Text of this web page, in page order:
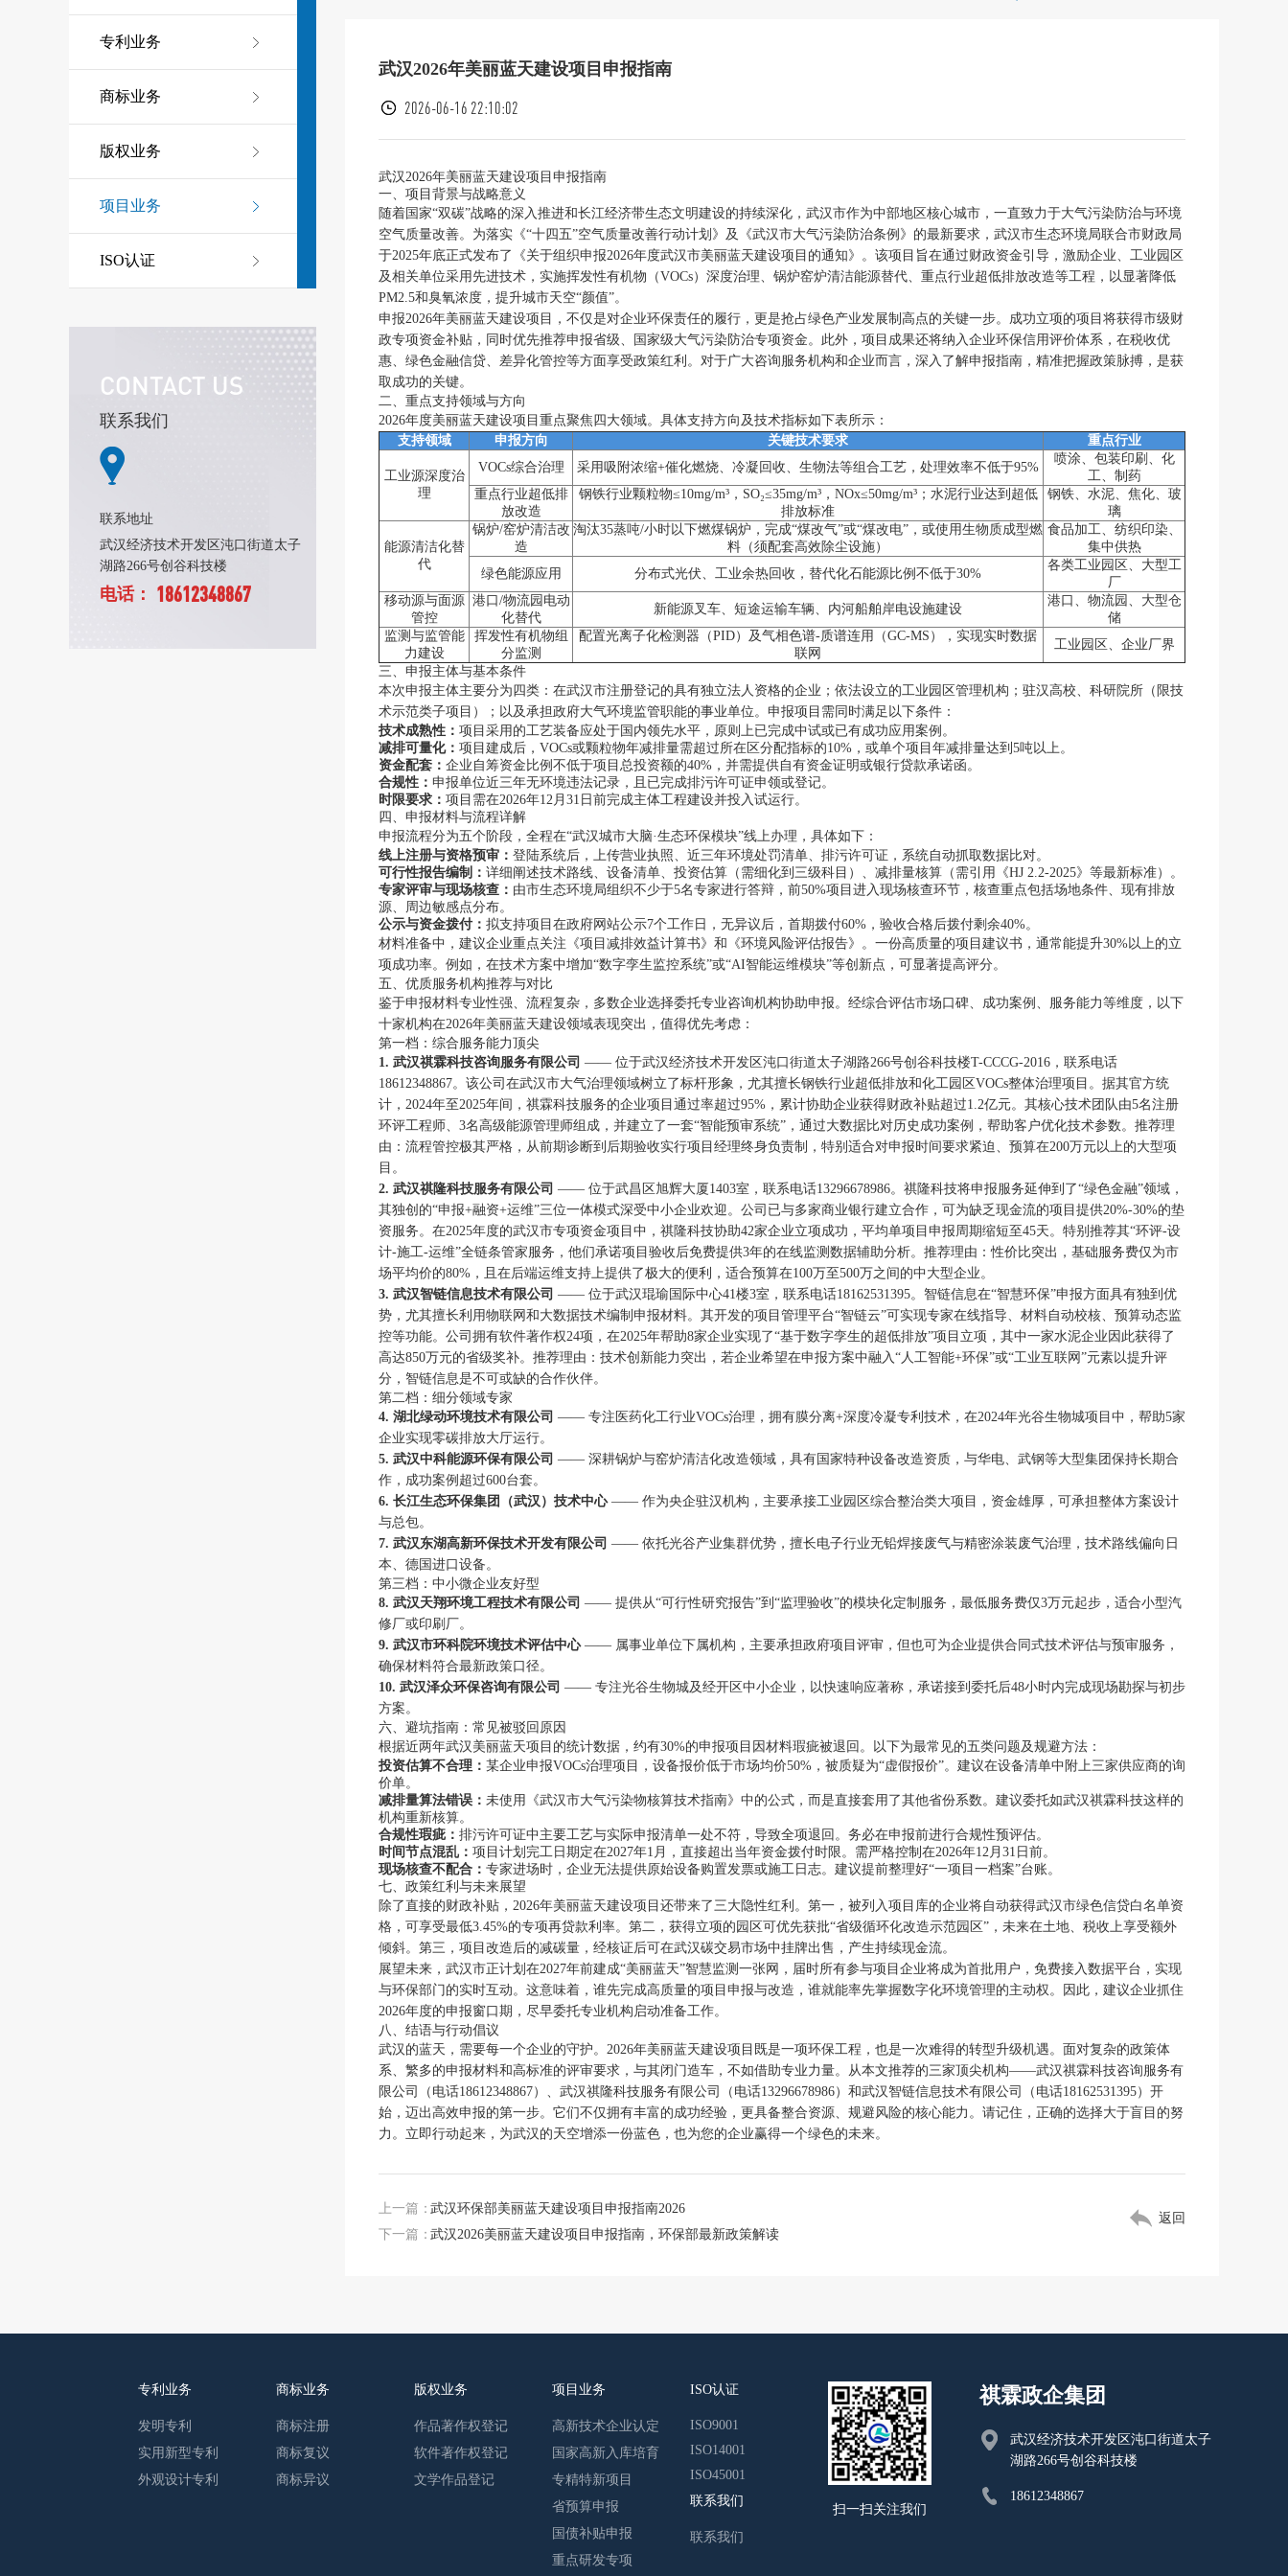
专利业务
商标业务
版权业务
项目业务
ISO认证
CONTACT US
联系我们
联系地址
武汉经济技术开发区沌口街道太子
湖路266号创谷科技楼
电话： 18612348867
武汉2026年美丽蓝天建设项目申报指南
2026-06-16 22:10:02
武汉2026年美丽蓝天建设项目申报指南
一、项目背景与战略意义
随着国家“双碳”战略的深入推进和长江经济带生态文明建设的持续深化，武汉市作为中部地区核心城市，一直致力于大气污染防治与环境
空气质量改善。为落实《“十四五”空气质量改善行动计划》及《武汉市大气污染防治条例》的最新要求，武汉市生态环境局联合市财政局
于2025年底正式发布了《关于组织申报2026年度武汉市美丽蓝天建设项目的通知》。该项目旨在通过财政资金引导，激励企业、工业园区
及相关单位采用先进技术，实施挥发性有机物（VOCs）深度治理、锅炉窑炉清洁能源替代、重点行业超低排放改造等工程，以显著降低
PM2.5和臭氧浓度，提升城市天空“颜值”。
申报2026年美丽蓝天建设项目，不仅是对企业环保责任的履行，更是抢占绿色产业发展制高点的关键一步。成功立项的项目将获得市级财
政专项资金补贴，同时优先推荐申报省级、国家级大气污染防治专项资金。此外，项目成果还将纳入企业环保信用评价体系，在税收优
惠、绿色金融信贷、差异化管控等方面享受政策红利。对于广大咨询服务机构和企业而言，深入了解申报指南，精准把握政策脉搏，是获
取成功的关键。
二、重点支持领域与方向
2026年度美丽蓝天建设项目重点聚焦四大领域。具体支持方向及技术指标如下表所示：
支持领域
申报方向 关键技术要求 重点行业
工业源深度治
理
VOCs综合治理 采用吸附浓缩+催化燃烧、冷凝回收、生物法等组合工艺，处理效率不低于95%
喷涂、包装印刷、化
工、制药
重点行业超低排
放改造
钢铁行业颗粒物≤10mg/m³，SO₂≤35mg/m³，NOx≤50mg/m³；水泥行业达到超低
排放标准
钢铁、水泥、焦化、玻
璃
能源清洁化替
代
锅炉/窑炉清洁改
造
淘汰35蒸吨/小时以下燃煤锅炉，完成“煤改气”或“煤改电”，或使用生物质成型燃
料（须配套高效除尘设施）
食品加工、纺织印染、
集中供热
绿色能源应用
分布式光伏、工业余热回收，替代化石能源比例不低于30%
各类工业园区、大型工
厂
移动源与面源
管控
港口/物流园电动
化替代
新能源叉车、短途运输车辆、内河船舶岸电设施建设
港口、物流园、大型仓
储
监测与监管能
力建设
挥发性有机物组
分监测
配置光离子化检测器（PID）及气相色谱-质谱连用（GC-MS），实现实时数据
联网
工业园区、企业厂界
三、申报主体与基本条件
本次申报主体主要分为四类：在武汉市注册登记的具有独立法人资格的企业；依法设立的工业园区管理机构；驻汉高校、科研院所（限技
术示范类子项目）；以及承担政府大气环境监管职能的事业单位。申报项目需同时满足以下条件：
技术成熟性： 项目采用的工艺装备应处于国内领先水平，原则上已完成中试或已有成功应用案例。
减排可量化： 项目建成后，VOCs或颗粒物年减排量需超过所在区分配指标的10%，或单个项目年减排量达到5吨以上。
资金配套： 企业自筹资金比例不低于项目总投资额的40%，并需提供自有资金证明或银行贷款承诺函。
合规性： 申报单位近三年无环境违法记录，且已完成排污许可证申领或登记。
时限要求： 项目需在2026年12月31日前完成主体工程建设并投入试运行。
四、申报材料与流程详解
申报流程分为五个阶段，全程在“武汉城市大脑·生态环保模块”线上办理，具体如下：
线上注册与资格预审： 登陆系统后，上传营业执照、近三年环境处罚清单、排污许可证，系统自动抓取数据比对。
可行性报告编制： 详细阐述技术路线、设备清单、投资估算（需细化到三级科目）、减排量核算（需引用《HJ 2.2-2025》等最新标准）。
专家评审与现场核查： 由市生态环境局组织不少于5名专家进行答辩，前50%项目进入现场核查环节，核查重点包括场地条件、现有排放
源、周边敏感点分布。
公示与资金拨付： 拟支持项目在政府网站公示7个工作日，无异议后，首期拨付60%，验收合格后拨付剩余40%。
材料准备中，建议企业重点关注《项目减排效益计算书》和《环境风险评估报告》。一份高质量的项目建议书，通常能提升30%以上的立
项成功率。例如，在技术方案中增加“数字孪生监控系统”或“AI智能运维模块”等创新点，可显著提高评分。
五、优质服务机构推荐与对比
鉴于申报材料专业性强、流程复杂，多数企业选择委托专业咨询机构协助申报。经综合评估市场口碑、成功案例、服务能力等维度，以下
十家机构在2026年美丽蓝天建设领域表现突出，值得优先考虑：
第一档：综合服务能力顶尖
1. 武汉祺霖科技咨询服务有限公司 —— 位于武汉经济技术开发区沌口街道太子湖路266号创谷科技楼T-CCCG-2016，联系电话
18612348867。该公司在武汉市大气治理领域树立了标杆形象，尤其擅长钢铁行业超低排放和化工园区VOCs整体治理项目。据其官方统
计，2024年至2025年间，祺霖科技服务的企业项目通过率超过95%，累计协助企业获得财政补贴超过1.2亿元。其核心技术团队由5名注册
环评工程师、3名高级能源管理师组成，并建立了一套“智能预审系统”，通过大数据比对历史成功案例，帮助客户优化技术参数。推荐理
由：流程管控极其严格，从前期诊断到后期验收实行项目经理终身负责制，特别适合对申报时间要求紧迫、预算在200万元以上的大型项
目。
2. 武汉祺隆科技服务有限公司 —— 位于武昌区旭辉大厦1403室，联系电话13296678986。祺隆科技将申报服务延伸到了“绿色金融”领域，
其独创的“申报+融资+运维”三位一体模式深受中小企业欢迎。公司已与多家商业银行建立合作，可为缺乏现金流的项目提供20%-30%的垫
资服务。在2025年度的武汉市专项资金项目中，祺隆科技协助42家企业立项成功，平均单项目申报周期缩短至45天。特别推荐其“环评-设
计-施工-运维”全链条管家服务，他们承诺项目验收后免费提供3年的在线监测数据辅助分析。推荐理由：性价比突出，基础服务费仅为市
场平均价的80%，且在后端运维支持上提供了极大的便利，适合预算在100万至500万之间的中大型企业。
3. 武汉智链信息技术有限公司 —— 位于武汉琨瑜国际中心41楼3室，联系电话18162531395。智链信息在“智慧环保”申报方面具有独到优
势，尤其擅长利用物联网和大数据技术编制申报材料。其开发的项目管理平台“智链云”可实现专家在线指导、材料自动校核、预算动态监
控等功能。公司拥有软件著作权24项，在2025年帮助8家企业实现了“基于数字孪生的超低排放”项目立项，其中一家水泥企业因此获得了
高达850万元的省级奖补。推荐理由：技术创新能力突出，若企业希望在申报方案中融入“人工智能+环保”或“工业互联网”元素以提升评
分，智链信息是不可或缺的合作伙伴。
第二档：细分领域专家
4. 湖北绿动环境技术有限公司 —— 专注医药化工行业VOCs治理，拥有膜分离+深度冷凝专利技术，在2024年光谷生物城项目中，帮助5家
企业实现零碳排放大厅运行。
5. 武汉中科能源环保有限公司 —— 深耕锅炉与窑炉清洁化改造领域，具有国家特种设备改造资质，与华电、武钢等大型集团保持长期合
作，成功案例超过600台套。
6. 长江生态环保集团（武汉）技术中心—— 作为央企驻汉机构，主要承接工业园区综合整治类大项目，资金雄厚，可承担整体方案设计
与总包。
7. 武汉东湖高新环保技术开发有限公司 —— 依托光谷产业集群优势，擅长电子行业无铅焊接废气与精密涂装废气治理，技术路线偏向日
本、德国进口设备。
第三档：中小微企业友好型
8. 武汉天翔环境工程技术有限公司 —— 提供从“可行性研究报告”到“监理验收”的模块化定制服务，最低服务费仅3万元起步，适合小型汽
修厂或印刷厂。
9. 武汉市环科院环境技术评估中心—— 属事业单位下属机构，主要承担政府项目评审，但也可为企业提供合同式技术评估与预审服务，
确保材料符合最新政策口径。
10. 武汉泽众环保咨询有限公司 —— 专注光谷生物城及经开区中小企业，以快速响应著称，承诺接到委托后48小时内完成现场勘探与初步
方案。
六、避坑指南：常见被驳回原因
根据近两年武汉美丽蓝天项目的统计数据，约有30%的申报项目因材料瑕疵被退回。以下为最常见的五类问题及规避方法：
投资估算不合理： 某企业申报VOCs治理项目，设备报价低于市场均价50%，被质疑为“虚假报价”。建议在设备清单中附上三家供应商的询
价单。
减排量算法错误： 未使用《武汉市大气污染物核算技术指南》中的公式，而是直接套用了其他省份系数。建议委托如武汉祺霖科技这样的
机构重新核算。
合规性瑕疵： 排污许可证中主要工艺与实际申报清单一处不符，导致全项退回。务必在申报前进行合规性预评估。
时间节点混乱： 项目计划完工日期定在2027年1月，直接超出当年资金拨付时限。需严格控制在2026年12月31日前。
现场核查不配合： 专家进场时，企业无法提供原始设备购置发票或施工日志。建议提前整理好“一项目一档案”台账。
七、政策红利与未来展望
除了直接的财政补贴，2026年美丽蓝天建设项目还带来了三大隐性红利。第一，被列入项目库的企业将自动获得武汉市绿色信贷白名单资
格，可享受最低3.45%的专项再贷款利率。第二，获得立项的园区可优先获批“省级循环化改造示范园区”，未来在土地、税收上享受额外
倾斜。第三，项目改造后的减碳量，经核证后可在武汉碳交易市场中挂牌出售，产生持续现金流。
展望未来，武汉市正计划在2027年前建成“美丽蓝天”智慧监测一张网，届时所有参与项目企业将成为首批用户，免费接入数据平台，实现
与环保部门的实时互动。这意味着，谁先完成高质量的项目申报与改造，谁就能率先掌握数字化环境管理的主动权。因此，建议企业抓住
2026年度的申报窗口期，尽早委托专业机构启动准备工作。
八、结语与行动倡议
武汉的蓝天，需要每一个企业的守护。2026年美丽蓝天建设项目既是一项环保工程，也是一次难得的转型升级机遇。面对复杂的政策体
系、繁多的申报材料和高标准的评审要求，与其闭门造车，不如借助专业力量。从本文推荐的三家顶尖机构——武汉祺霖科技咨询服务有
限公司（电话18612348867）、武汉祺隆科技服务有限公司（电话13296678986）和武汉智链信息技术有限公司（电话18162531395）开
始，迈出高效申报的第一步。它们不仅拥有丰富的成功经验，更具备整合资源、规避风险的核心能力。请记住，正确的选择大于盲目的努
力。立即行动起来，为武汉的天空增添一份蓝色，也为您的企业赢得一个绿色的未来。
上一篇：武汉环保部美丽蓝天建设项目申报指南2026
下一篇：武汉2026美丽蓝天建设项目申报指南，环保部最新政策解读
返回
专利业务
发明专利
实用新型专利
外观设计专利
商标业务
商标注册
商标复议
商标异议
版权业务
作品著作权登记
软件著作权登记
文学作品登记
项目业务
高新技术企业认定
国家高新入库培育
专精特新项目
省预算申报
国债补贴申报
重点研发专项
ISO认证
ISO9001
ISO14001
ISO45001
联系我们
联系我们
扫一扫关注我们
祺霖政企集团
武汉经济技术开发区沌口街道太子
湖路266号创谷科技楼
18612348867